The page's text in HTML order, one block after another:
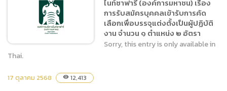
เข้ารับการสอบข้อเขียนหรือ
สอบสัมภาษณ์เพื่อคัดเลือก
เป็นผู้ปฏิบัติงาน จำนวน ๑
ตำแหน่ง ๒ อัตรา
(ภาษาไทย) ประกาศองค์การ
ไนท์ซาฟารี (องค์การมหาชน) เรื่อง
การรับสมัครบุคคลเข้ารับการคัด
เลือกเพื่อบรรจุแต่งตั้งเป็นผู้ปฏิบัติ
งาน จำนวน ๑ ตำแหน่ง ๒ อัตรา
Sorry, this entry is only available in
Thai.
17 ตุลาคม 2568 visibility 12,413